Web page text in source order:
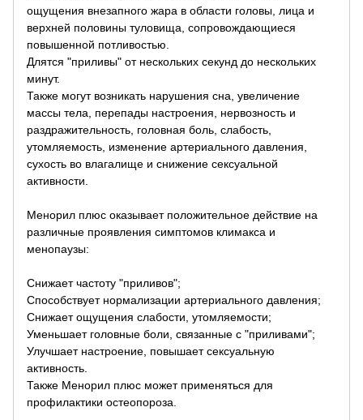
ощущения внезапного жара в области головы, лица и
верхней половины туловища, сопровождающиеся
повышенной потливостью.
Длятся "приливы" от нескольких секунд до нескольких
минут.
Также могут возникать нарушения сна, увеличение
массы тела, перепады настроения, нервозность и
раздражительность, головная боль, слабость,
утомляемость, изменение артериального давления,
сухость во влагалище и снижение сексуальной
активности.
Менорил плюс оказывает положительное действие на
различные проявления симптомов климакса и
менопаузы:
Снижает частоту "приливов";
Способствует нормализации артериального давления;
Снижает ощущения слабости, утомляемости;
Уменьшает головные боли, связанные с "приливами";
Улучшает настроение, повышает сексуальную
активность.
Также Менорил плюс может применяться для
профилактики остеопороза.